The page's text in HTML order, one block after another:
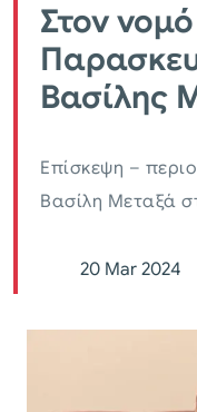
Στον
Βασίλης
Επίσκεψη –
Βασίλη Μεταξά
20 Mar 2024